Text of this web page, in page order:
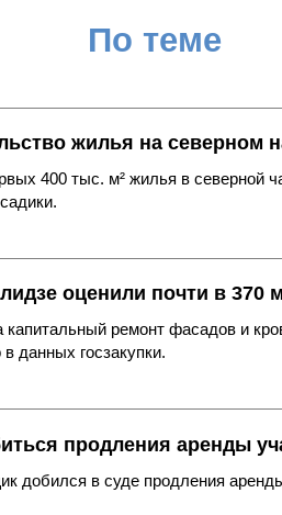
По теме
жилья на северном
400 тыс. м² жилья в северной
оценили почти в 370
капитальный ремонт фасадов и
данных госзакупки.
продления аренды
добился в суде продления